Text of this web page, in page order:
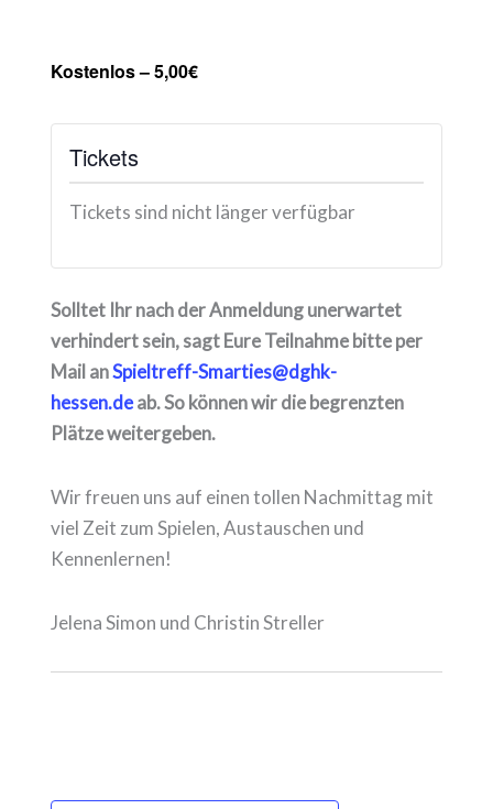
Kostenlos – 5,00€
Tickets
Tickets sind nicht länger verfügbar
Solltet Ihr nach der Anmeldung unerwartet
verhindert sein, sagt Eure Teilnahme bitte per
Mail anSpieltreff-Smarties@dghk-
hessen.deab. So können wir die begrenzten
Plätze weitergeben.
Wir freuen uns auf einen tollen Nachmittag mit
viel Zeit zum Spielen, Austauschen und
Kennenlernen!
Jelena Simon und Christin Streller